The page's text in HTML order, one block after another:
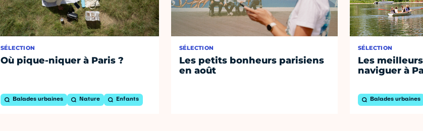
SÉLECTION
Où pique-niquer à Paris ?
Balades urbaines Nature Enfants
SÉLECTION
Les petits bonheurs parisiens
en août
SÉLECTION
Les
naviguer à
Balades urbaines